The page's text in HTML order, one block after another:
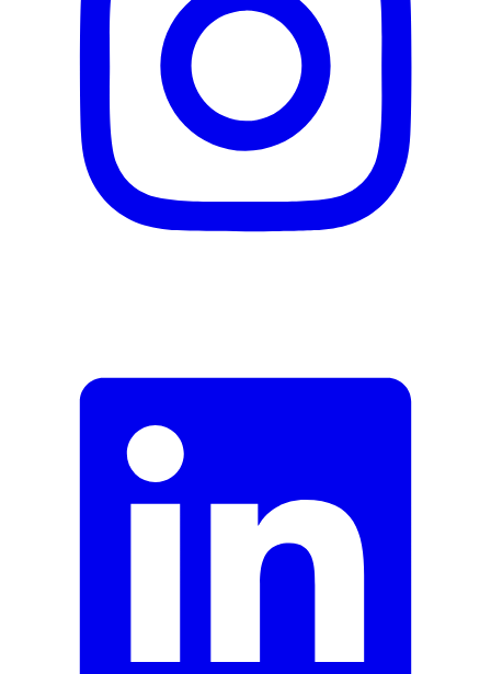
Konsistenz Flüssig
Herstellername
khadi
Herstellernummer
KD1004
Herstellergarantie
Garantieinformationen
Falsche Daten melden